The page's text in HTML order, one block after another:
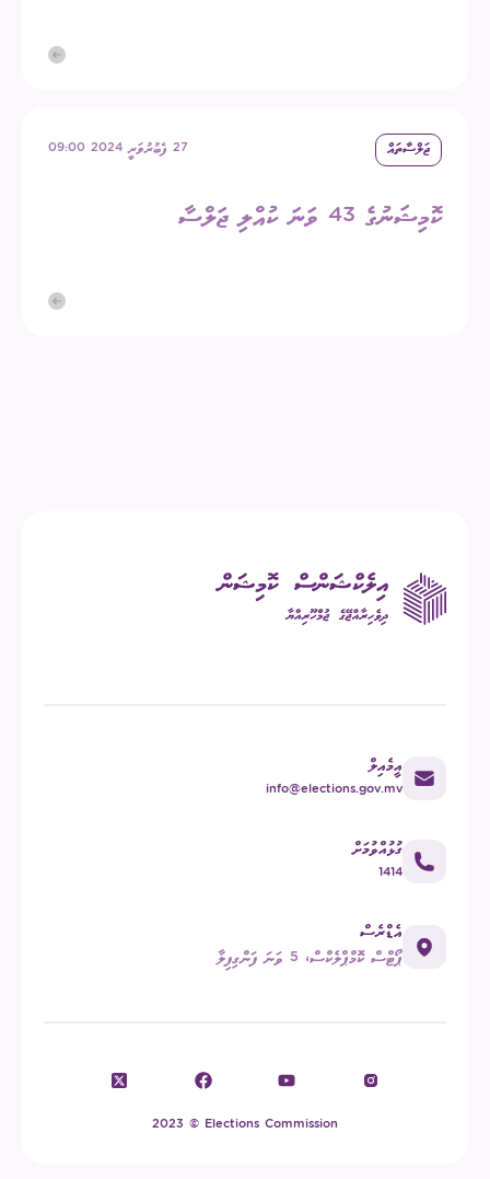
ޖަލްސާތައް 27 ފެބުރުވަރީ 2024 09:00
ކޮމިޝަނުގެ 43 ވަނަ ކުއްލި ޖަލްސާ
އީމެއިލް
info@elections.gov.mv
ގުޅުއްވުމަށް
1414
އެޑްރެސް
ޕޯޓްސް ކޮމްޕްލެކްސް، 5 ވަނަ ފަންގިފިލާ
2023 © Elections Commission